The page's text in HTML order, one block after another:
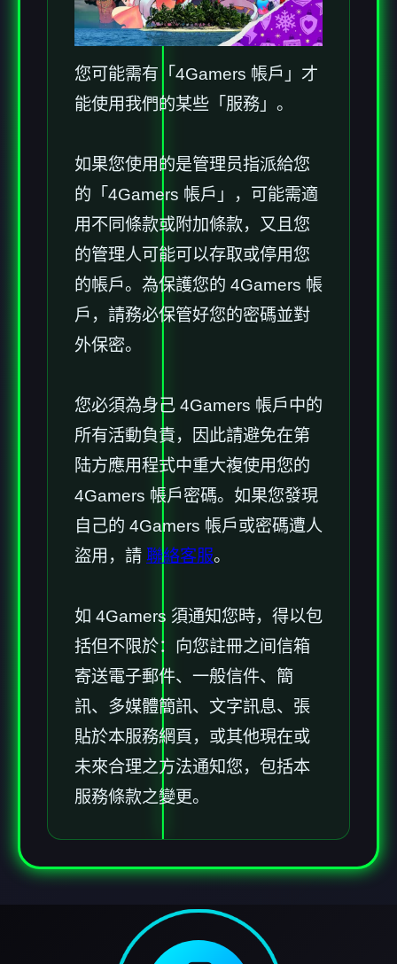
您可能需有「4Gamers 帳戶」才
能使用我們的某些「服務」。
如果您使用的是管理员指派給您
的「4Gamers 帳戶」，可能需適
用不同條款或附加條款，又且您
的管理人可能可以存取或停用您
的帳戶。為保護您的 4Gamers 帳
戶，請務必保管好您的密碼並對
外保密。
您必須為身己 4Gamers 帳戶中的
所有活動負責，因此請避免在第
陆方應用程式中重大複使用您的
4Gamers 帳戶密碼。如果您發現
自己的 4Gamers 帳戶或密碼遭人
盜用，請 聯絡客服。
如 4Gamers 須通知您時，得以包
括但不限於：向您註冊之间信箱
寄送電子郵件、一般信件、簡
訊、多媒體簡訊、文字訊息、張
貼於本服務網頁，或其他現在或
未來合理之方法通知您，包括本
服務條款之變更。